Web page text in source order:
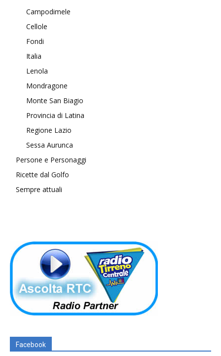
Campodimele
Cellole
Fondi
Italia
Lenola
Mondragone
Monte San Biagio
Provincia di Latina
Regione Lazio
Sessa Aurunca
Persone e Personaggi
Ricette dal Golfo
Sempre attuali
Facebook